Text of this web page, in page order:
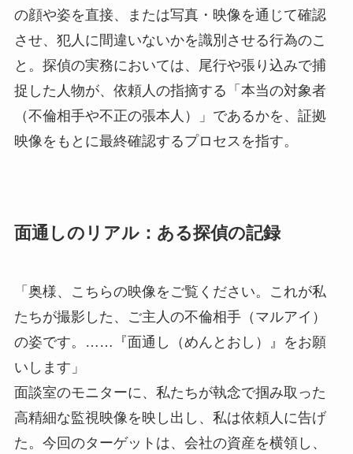
の顔や姿を直接、または写真・映像を通じて確認
させ、犯人に間違いないかを識別させる行為のこ
と。探偵の実務においては、尾行や張り込みで捕
捉した人物が、依頼人の指摘する「本当の対象者
（不倫相手や不正の張本人）」であるかを、証拠
映像をもとに最終確認するプロセスを指す。
面通しのリアル：ある探偵の記録
「奥様、こちらの映像をご覧ください。これが私
たちが撮影した、ご主人の不倫相手（マルアイ）
の姿です。……『面通し（めんとおし）』をお願
いします」
面談室のモニターに、私たちが執念で掴み取った
高精細な監視映像を映し出し、私は依頼人に告げ
た。今回のターゲットは、会社の資産を横領し、